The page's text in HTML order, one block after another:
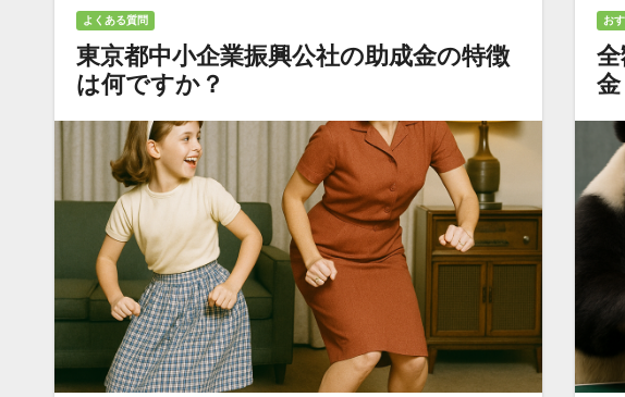
よくある質問
東京都中小企業振興公社の助成金の特徴
は何ですか？
お